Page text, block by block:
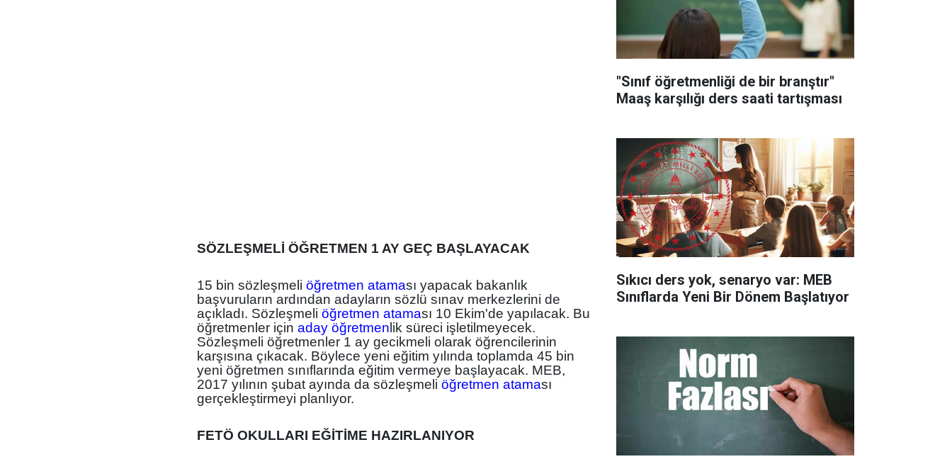
SÖZLEŞMELİ ÖĞRETMEN 1 AY GEÇ BAŞLAYACAK
15 bin sözleşmeli öğretmen ataması yapacak bakanlık
başvuruların ardından adayların sözlü sınav merkezlerini de
açıkladı. Sözleşmeli öğretmen ataması 10 Ekim'de yapılacak. Bu
öğretmenler için aday öğretmen lik süreci işletilmeyecek.
Sözleşmeli öğretmenler 1 ay gecikmeli olarak öğrencilerinin
karşısına çıkacak. Böylece yeni eğitim yılında toplamda 45 bin
yeni öğretmen sınıflarında eğitim vermeye başlayacak. MEB,
2017 yılının şubat ayında da sözleşmeli öğretmen ataması
gerçekleştirmeyi planlıyor.
FETÖ OKULLARI EĞİTİME HAZIRLANIYOR
"Sınıf öğretmenliği de bir branştır"
Maaş karşılığı ders saati tartışması
Sıkıcı ders yok, senaryo var: MEB
Sınıflarda Yeni Bir Dönem Başlatıyor